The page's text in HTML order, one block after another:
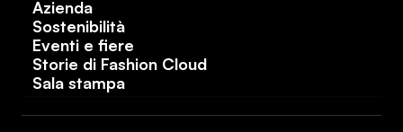
Azienda
Sostenibilità
Eventi e fiere
Storie di Fashion Cloud
Sala stampa